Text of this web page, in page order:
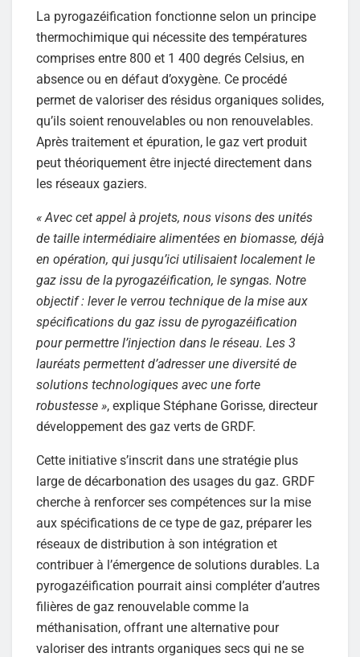
La pyrogazéification fonctionne selon un principe
thermochimique qui nécessite des températures
comprises entre 800 et 1 400 degrés Celsius, en
absence ou en défaut d’oxygène. Ce procédé
permet de valoriser des résidus organiques solides,
qu’ils soient renouvelables ou non renouvelables.
Après traitement et épuration, le gaz vert produit
peut théoriquement être injecté directement dans
les réseaux gaziers.
« Avec cet appel à projets, nous visons des unités
de taille intermédiaire alimentées en biomasse, déjà
en opération, qui jusqu’ici utilisaient localement le
gaz issu de la pyrogazéification, le syngas. Notre
objectif : lever le verrou technique de la mise aux
spécifications du gaz issu de pyrogazéification
pour permettre l’injection dans le réseau. Les 3
lauréats permettent d’adresser une diversité de
solutions technologiques avec une forte
robustesse », explique Stéphane Gorisse, directeur
développement des gaz verts de GRDF.
Cette initiative s’inscrit dans une stratégie plus
large de décarbonation des usages du gaz. GRDF
cherche à renforcer ses compétences sur la mise
aux spécifications de ce type de gaz, préparer les
réseaux de distribution à son intégration et
contribuer à l’émergence de solutions durables. La
pyrogazéification pourrait ainsi compléter d’autres
filières de gaz renouvelable comme la
méthanisation, offrant une alternative pour
valoriser des intrants organiques secs qui ne se